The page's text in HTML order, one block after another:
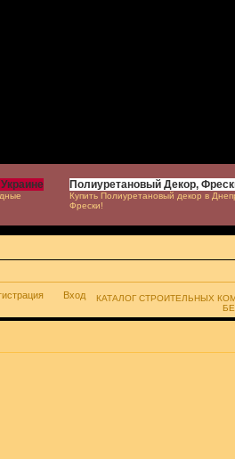
Полиуретановый Декор,
Купить Полиуретановый декор в
Фрески!
Вход
КАТАЛОГ СТРОИТЕЛЬНЫХ